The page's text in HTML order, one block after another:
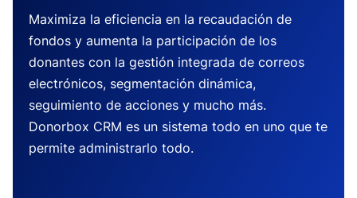
Maximiza la eficiencia en la recaudación de
fondos y aumenta la participación de los
donantes con la gestión integrada de correos
electrónicos, segmentación dinámica,
seguimiento de acciones y mucho más.
Donorbox CRM es un sistema todo en uno que te
permite administrarlo todo.